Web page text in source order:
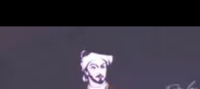
Tüm Manşetler
Son Dakika Haberleri